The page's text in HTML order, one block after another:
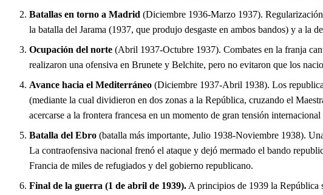
Batallas en torno a Madrid (Diciembre 1936-Marzo 1937).
la batalla del Jarama (1937, que produjo desgaste en ambos bandos) y a la
Ocupación del norte (Abril 1937-Octubre 1937). Combates en la franja
realizaron una ofensiva en Brunete y Belchite, pero no evitaron que los
Avance hacia el Mediterráneo (Diciembre 1937-Abril 1938). Los
(mediante la cual dividieron en dos zonas a la República, cruzando el
acercarse a la frontera francesa en un momento de gran tensión
Batalla del Ebro (batalla más importante, Julio 1938-Noviembre 1938).
La contraofensiva nacional frenó el ataque y dejó mermado el bando
Francia de miles de refugiados y del gobierno republicano.
Final de la guerra (1 de abril de 1939). A principios de 1939 la República